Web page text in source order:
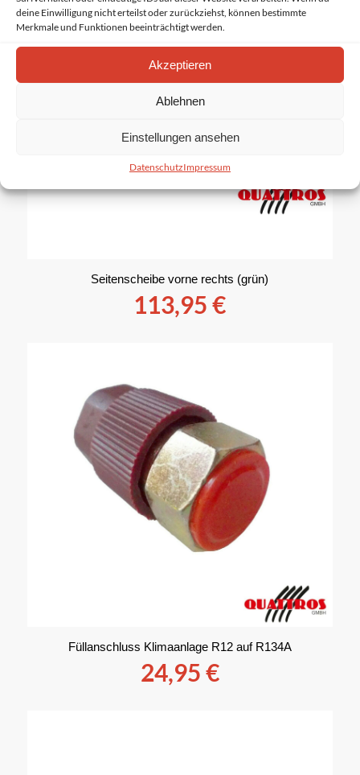
deine Einwilligung nicht erteilst oder zurückziehst, können bestimmte
Merkmale und Funktionen beeinträchtigt werden.
Akzeptieren
Ablehnen
Einstellungen ansehen
DatenschutzImpressum
Seitenscheibe vorne rechts (grün)
113,95€
Füllanschluss Klimaanlage R12 auf R134A
24,95€